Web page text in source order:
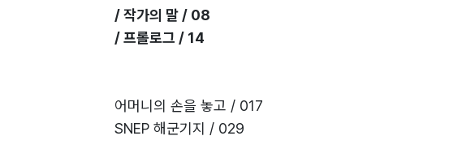
일곱 살 때 할머니 손을 잡고서 국민학교 정문까지 왔다가
무 숲에서 시간 죽이는 요령을 터득하였고 함평에서 목포
여 파출소에서 모래 담긴 재떨이로 두들겨 맞아 등뼈가 찢
활 때는 염천교에서 안아온 동상이 너무 심하여 혹한기 훈
제대 후 이틀 만에 중고 리어카를 구입하여 소금을 팔아 3
/ 작가의 말 / 08
/ 프롤로그 / 14
어머니의 손을 놓고 / 017
SNEP 해군기지 / 029